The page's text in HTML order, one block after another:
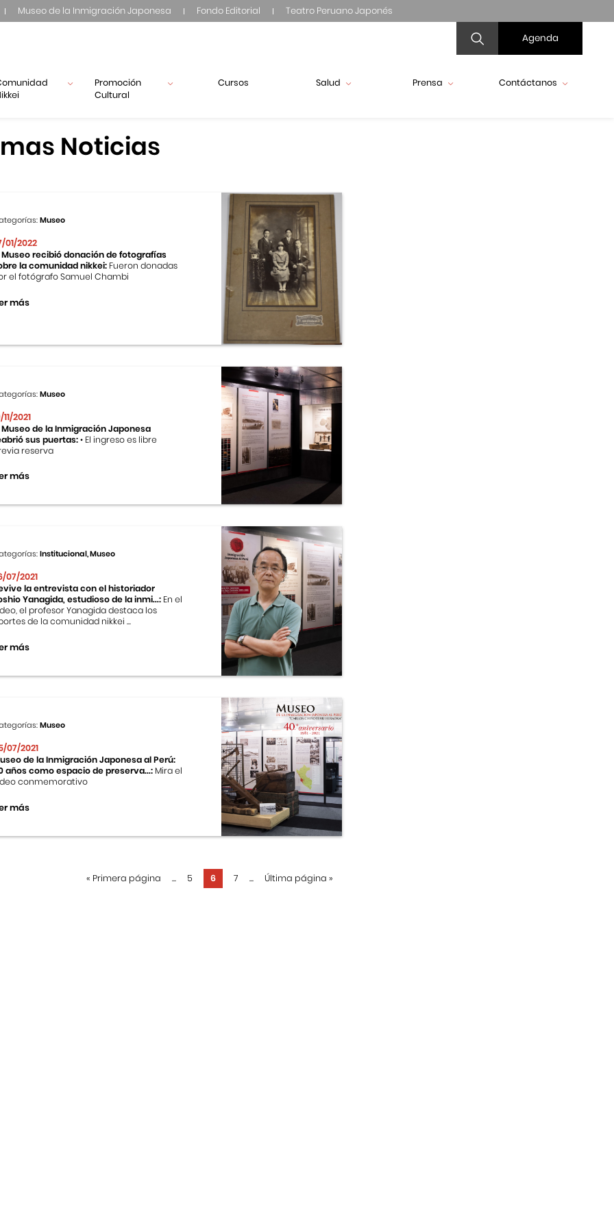
Museo de la Inmigración Japonesa Fondo Editorial Teatro Peruano Japonés
Agenda
Promoción
Cultural
Cursos Salud Prensa Contáctanos
Noticias
Museo
01/2022
Museo recibió donación de fotografías
la comunidad nikkei: Fueron donadas
el fotógrafo Samuel Chambi
más
Museo
11/2021
Museo de la Inmigración Japonesa
sus puertas:• El ingreso es libre
reserva
más
Institucional, Museo
07/2021
la entrevista con el historiador
Yanagida, estudioso de la inmi...: En el
el profesor Yanagida destaca los
de la comunidad nikkei ...
más
Museo
07/2021
de la Inmigración Japonesa al Perú:
años como espacio de preserva...: Mira el
conmemorativo
más
« Primera página ... 5 6 7 ... Última página »